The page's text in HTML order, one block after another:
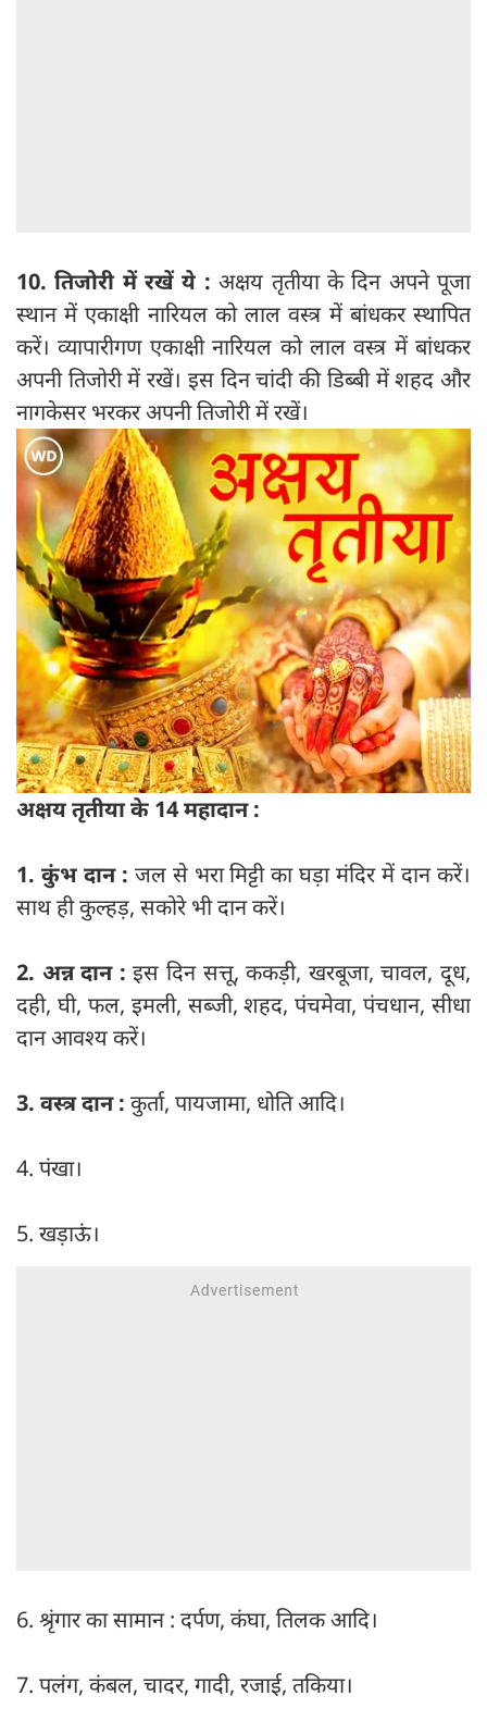
10. तिजोरी में रखें ये :अक्षय तृतीया के दिन अपने पूजा
स्थान में एकाक्षी नारियल को लाल वस्त्र में बांधकर स्थापित
करें। व्यापारीगण एकाक्षी नारियल को लाल वस्त्र में बांधकर
अपनी तिजोरी में रखें। इस दिन चांदी की डिब्बी में शहद और
नागकेसर भरकर अपनी तिजोरी में रखें।
अक्षय तृतीया के 14 महादान :
1. कुंभ दान : जल से भरा मिट्टी का घड़ा मंदिर में दान करें।
साथ ही कुल्हड़, सकोरे भी दान करें।
2. अन्न दान :इस दिन सत्तू, ककड़ी, खरबूजा, चावल, दूध,
दही, घी, फल, इमली, सब्जी, शहद, पंचमेवा, पंचधान, सीधा
दान आवश्य करें।
3. वस्त्र दान : कुर्ता, पायजामा, धोति आदि।
4. पंखा।
5. खड़ाऊं।
6. श्रृंगार का सामान : दर्पण, कंघा, तिलक आदि।
7. पलंग, कंबल, चादर, गादी, रजाई, तकिया।